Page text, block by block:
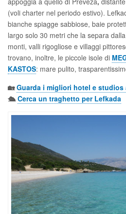
(voli charter nel periodo estivo).
bianche spiagge sabbiose, baie
largo solo 30 metri che la separa
monti, valli rigogliose e villaggi
trovano, inoltre, le piccole isole di
KASTOS: mare pulito,
🏡Guarda i migliori hotel e studios
🛳️ Cerca un traghetto per Lefkada